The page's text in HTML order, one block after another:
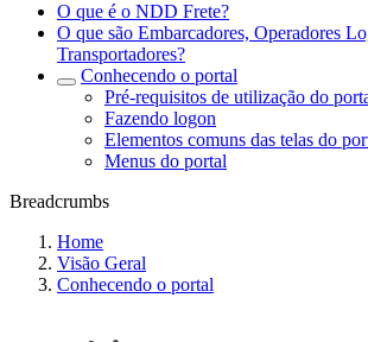
O que é o NDD Frete?
O que são Embarcadores, Operadores
Transportadores?
Conhecendo o portal
Pré-requisitos de utilização do
Fazendo logon
Elementos comuns das telas do
Menus do portal
Breadcrumbs
Home
Visão Geral
Conhecendo o portal